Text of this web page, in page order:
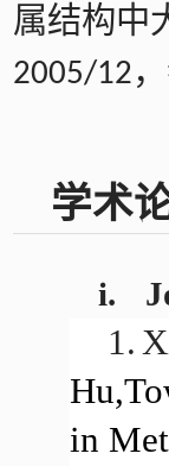
属结构中
2005/12
学术
i.
1.
in